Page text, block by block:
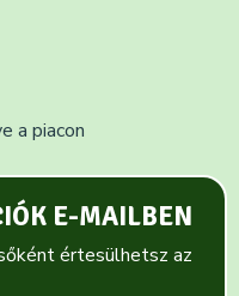
a piacon
E-MAILBEN
értesülhetsz az